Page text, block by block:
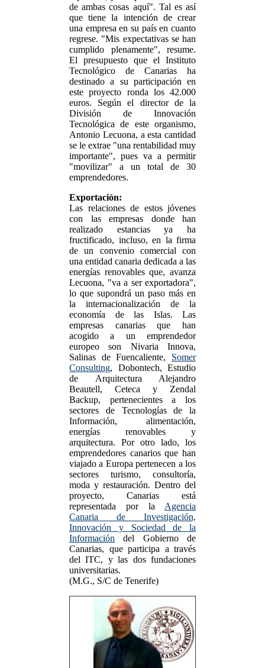
de ambas cosas aquí". Tal es así
que tiene la intención de crear
una empresa en su país en cuanto
regrese. "Mis expectativas se han
cumplido plenamente", resume.
El presupuesto que el Instituto
Tecnológico de Canarias ha
destinado a su participación en
este proyecto ronda los 42.000
euros. Según el director de la
División de Innovación
Tecnológica de este organismo,
Antonio Lecuona, a esta cantidad
se le extrae "una rentabilidad muy
importante", pues va a permitir
"movilizar" a un total de 30
emprendedores.
Exportación:
Las relaciones de estos jóvenes
con las empresas donde han
realizado estancias ya ha
fructificado, incluso, en la firma
de un convenio comercial con
una entidad canaria dedicada a las
energías renovables que, avanza
Lecuona, "va a ser exportadora",
lo que supondrá un paso más en
la internacionalización de la
economía de las Islas. Las
empresas canarias que han
acogido a un emprendedor
europeo son Nivaria Innova,
Salinas de Fuencaliente, Somer
Consulting, Dobontech, Estudio
de Arquitectura Alejandro
Beautell, Ceteca y Zendal
Backup, pertenecientes a los
sectores de Tecnologías de la
Información, alimentación,
energías renovables y
arquitectura. Por otro lado, los
emprendedores canarios que han
viajado a Europa pertenecen a los
sectores turismo, consultoría,
moda y restauración. Dentro del
proyecto, Canarias está
representada por la Agencia
Canaria de Investigación,
Innovación y Sociedad de la
Información del Gobierno de
Canarias, que participa a través
del ITC, y las dos fundaciones
universitarias.
(M.G., S/C de Tenerife)